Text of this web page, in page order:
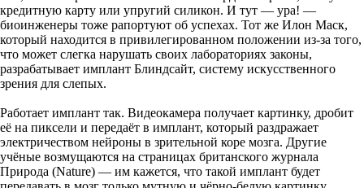
кредитную карту или упругий силикон. И тут — ура! —
биоинженеры тоже рапортуют об успехах. Тот же Илон Маск,
который находится в привилегированном положении из-за того,
что может слегка нарушать своих лабораториях законы,
разрабатывает имплант Блиндсайт, систему искусственного
зрения для слепых.
Работает имплант так. Видеокамера получает картинку, дробит
её на пиксели и передаёт в имплант, который раздражает
электричеством нейроны в зрительной коре мозга. Другие
учёные возмущаются на страницах британского журнала
Природа (Nature) — им кажется, что такой имплант будет